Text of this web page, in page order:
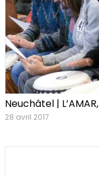
Neuchâtel |
28 avril 2017